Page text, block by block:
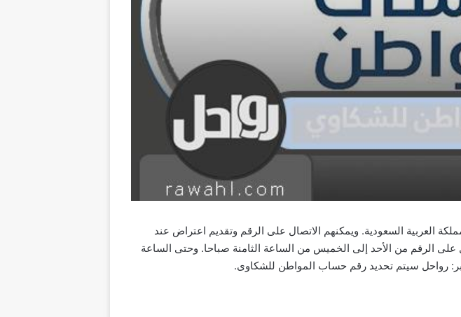
العربية السعودية. ويمكنهم الاتصال على الرقم وتقديم اعتراض عند
من الأحد إلى الخميس من الساعة الثامنة صباحا. وحتى الساعة
رواحل سيتم تحديد رقم حساب المواطن للشكاوى.